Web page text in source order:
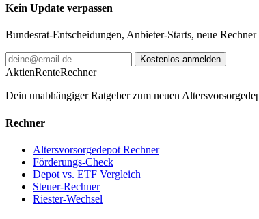
Kein Update verpassen
Bundesrat-Entscheidungen, Anbieter-Starts, neue
Kostenlos anmelden
AktienRenteRechner
Dein unabhängiger Ratgeber zum neuen
Rechner
Altersvorsorgedepot Rechner
Förderungs-Check
Depot vs. ETF Vergleich
Steuer-Rechner
Riester-Wechsel